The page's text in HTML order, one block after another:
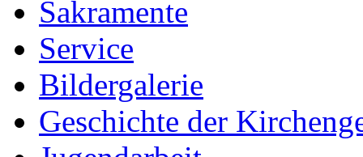
Sakramente
Service
Bildergalerie
Geschichte der